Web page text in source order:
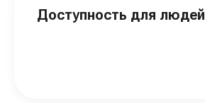
Доступность для людей